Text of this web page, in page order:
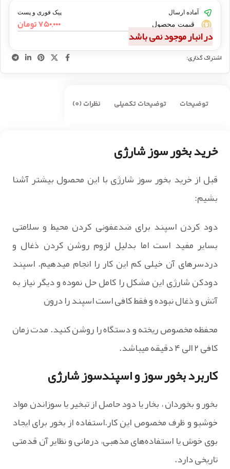
آماده ارسال پیک فوری و پست
قیمت محصول ۷۵۰,۰۰۰تومان
در انبار موجود نمی باشد
اشتراک گذاری:
توضیحات توضیحات تکمیلی نظرات (0)
خرید بخور سوز شارژی
قبل از خرید بخور سوز شارژی با این محصول بیشتر آشنا
بشیم:
دود کردن اسپند برای ضدعفونی کردن محیط و سلامتی
بسایر مفید است اما بدلیل لزوم روشن کردن ذغال و
دردسرهای آن خیلی کم این کار را انجام میدهیم. اسپند
دودکن شارژی این مشکل را کامل حل نموده و دیگر نیاز به
آتش و ذغال نبوده و فقط کافی است اسپند را درون
محفظه مخصوص ریخته و دستگاه را روشن کنید. مدت زمان
کافی ۲ الی ۴ دقیقه میباشد.
کاربرد بخور سوز و اسپندسوز شارژی
بخور و بخوردان‌ ، بخار یا دود حاصل‌ از تبخیر یا سوزاندن‌ مواد
خوشبو و ظرف‌ مخصوص‌ این‌ کار.استفاده‌ از بخور برای‌ ایجاد
بوی‌ خوش‌ یا استفاده‌های‌ مذهبی‌، درمانی‌ و نظایر آن‌ قدمتی‌
تاریخی‌ دارد.